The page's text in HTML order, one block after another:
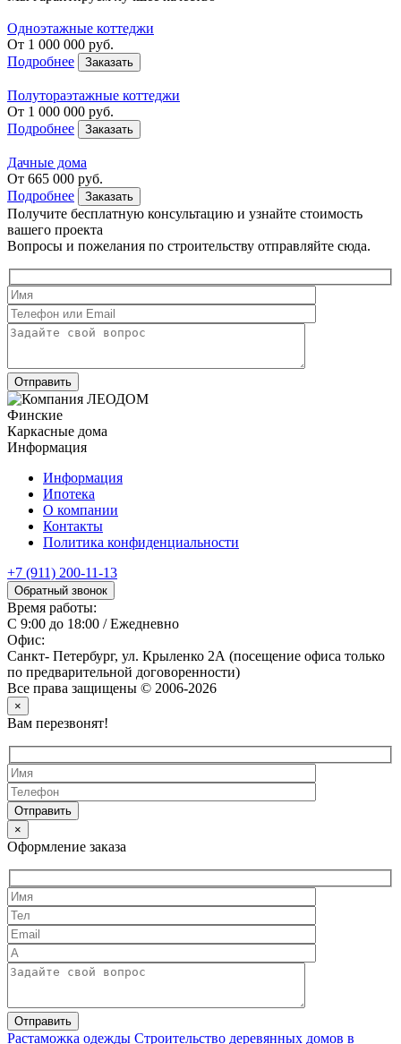
Одноэтажные коттеджи
От 1 000 000 руб.
Подробнее
Заказать
Полутораэтажные коттеджи
От 1 000 000 руб.
Подробнее
Заказать
Дачные дома
От 665 000 руб.
Подробнее
Заказать
Получите бесплатную консультацию и узнайте стоимость
вашего проекта
Вопросы и пожелания по строительству отправляйте сюда.
Финские
Каркасные дома
Информация
Информация
Ипотека
О компании
Контакты
Политика конфиденциальности
+7 (911) 200-11-13
Обратный звонок
Время работы:
С 9:00 до 18:00 / Ежедневно
Офис:
Санкт- Петербург, ул. Крыленко 2А (посещение офиса только
по предварительной договоренности)
Все права защищены © 2006-2026
×
Вам перезвонят!
×
Оформление заказа
Растаможка одежды Строительство деревянных домов в